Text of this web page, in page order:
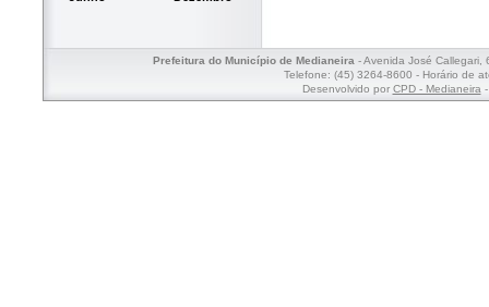
Prefeitura do Município de Medianeira- Avenida José Callegari,
Telefone: (45) 3264-8600 - Horário de
Desenvolvido por CPD - Medianeira-